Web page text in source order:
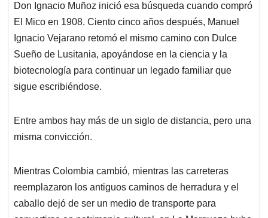
Don Ignacio Muñoz inició esa búsqueda cuando compró
El Mico en 1908. Ciento cinco años después, Manuel
Ignacio Vejarano retomó el mismo camino con Dulce
Sueño de Lusitania, apoyándose en la ciencia y la
biotecnología para continuar un legado familiar que
sigue escribiéndose.
Entre ambos hay más de un siglo de distancia, pero una
misma convicción.
Mientras Colombia cambió, mientras las carreteras
reemplazaron los antiguos caminos de herradura y el
caballo dejó de ser un medio de transporte para